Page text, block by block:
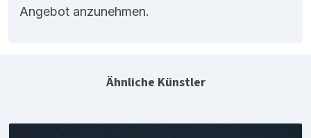
Angebot anzunehmen.
Ähnliche Künstler